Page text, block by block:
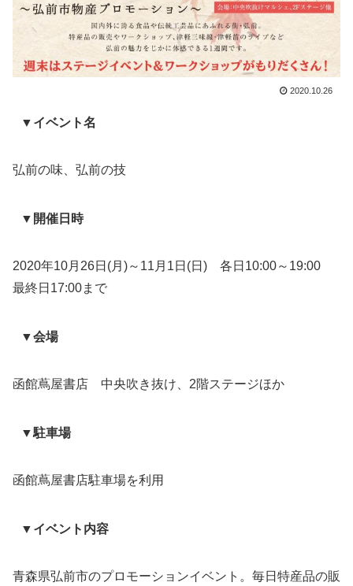
2020.10.26
▼イベント名
弘前の味、弘前の技
▼開催日時
2020年10月26日(月)～11月1日(日) 各日10:00～19:00
最終日17:00まで
▼会場
函館蔦屋書店 中央吹き抜け、2階ステージほか
▼駐車場
函館蔦屋書店駐車場を利用
▼イベント内容
青森県弘前市のプロモーションイベント。毎日特産品の販